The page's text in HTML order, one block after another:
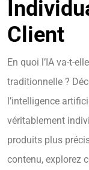
Client
En quoi l’IA va-t-
traditionnelle ?
l’intelligence
véritablement
produits plus
contenu, explorez